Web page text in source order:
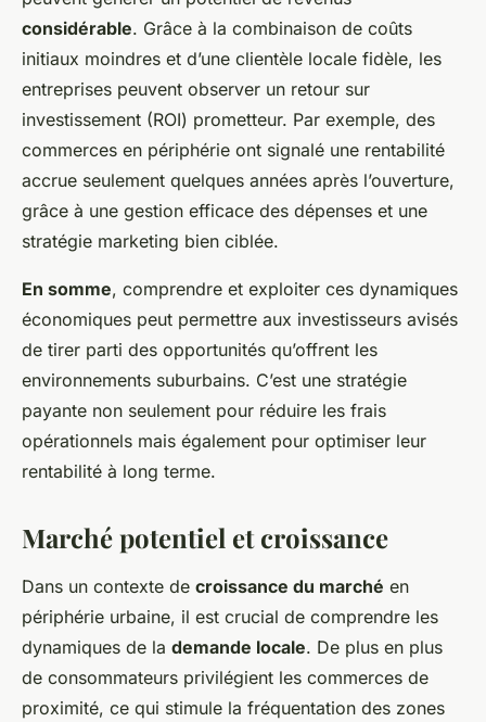
considérable. Grâce à la combinaison de coûts
initiaux moindres et d’une clientèle locale fidèle, les
entreprises peuvent observer un retour sur
investissement (ROI) prometteur. Par exemple, des
commerces en périphérie ont signalé une rentabilité
accrue seulement quelques années après l’ouverture,
grâce à une gestion efficace des dépenses et une
stratégie marketing bien ciblée.
En somme, comprendre et exploiter ces dynamiques
économiques peut permettre aux investisseurs avisés
de tirer parti des opportunités qu’offrent les
environnements suburbains. C’est une stratégie
payante non seulement pour réduire les frais
opérationnels mais également pour optimiser leur
rentabilité à long terme.
Marché potentiel et croissance
Dans un contexte de croissance du marché en
périphérie urbaine, il est crucial de comprendre les
dynamiques de la demande locale. De plus en plus
de consommateurs privilégient les commerces de
proximité, ce qui stimule la fréquentation des zones